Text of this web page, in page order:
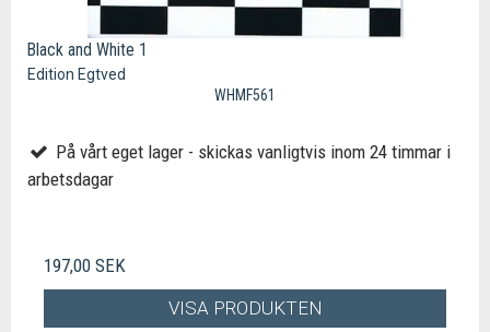
Black and White 1
Edition Egtved
WHMF561
På vårt eget lager - skickas vanligtvis inom 24 timmar i
arbetsdagar
197,00 SEK
VISA PRODUKTEN